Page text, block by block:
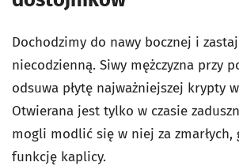
Dochodzimy do nawy bocznej i
niecodzienną. Siwy mężczyzna przy
odsuwa płytę najważniejszej krypty
Otwierana jest tylko w czasie
mogli modlić się w niej za zmarłych,
funkcję kaplicy.